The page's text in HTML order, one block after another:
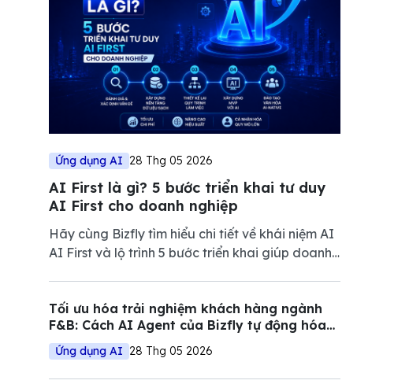
Ứng dụng AI 28 Thg 05 2026
AI First là gì? 5 bước triển khai tư duy
AI First cho doanh nghiệp
Hãy cùng Bizfly tìm hiểu chi tiết về khái niệm AI
AI First và lộ trình 5 bước triển khai giúp doanh
biến động.
Tối ưu hóa trải nghiệm khách hàng ngành
F&B: Cách AI Agent của Bizfly tự động hóa
quy trình đặt bàn và tư vấn
Ứng dụng AI 28 Thg 05 2026